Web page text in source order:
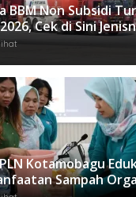
BBM Non Subsidi
Cek di Sini
Kotamobagu
Sampah